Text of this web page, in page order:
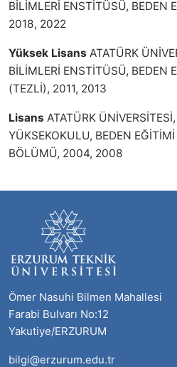
BİLİMLERİ ENSTİTÜSÜ, BEDEN
2018, 2022
Yüksek Lisans ATATÜRK
BİLİMLERİ ENSTİTÜSÜ, BEDEN
(TEZLİ), 2011, 2013
Lisans ATATÜRK
YÜKSEKOKULU, BEDEN
BÖLÜMÜ, 2004, 2008
Ömer Nasuhi Bilmen Mahallesi
Farabi Bulvarı No:12
Yakutiye/ERZURUM
bilgi@erzurum.edu.tr